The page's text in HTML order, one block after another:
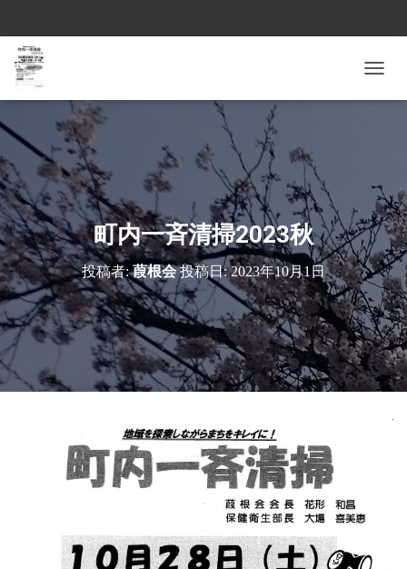
ビ
ン
を
切
り
替
え
町内一斉清掃2023秋
投稿者:葭根会投稿日:2023年10月1日